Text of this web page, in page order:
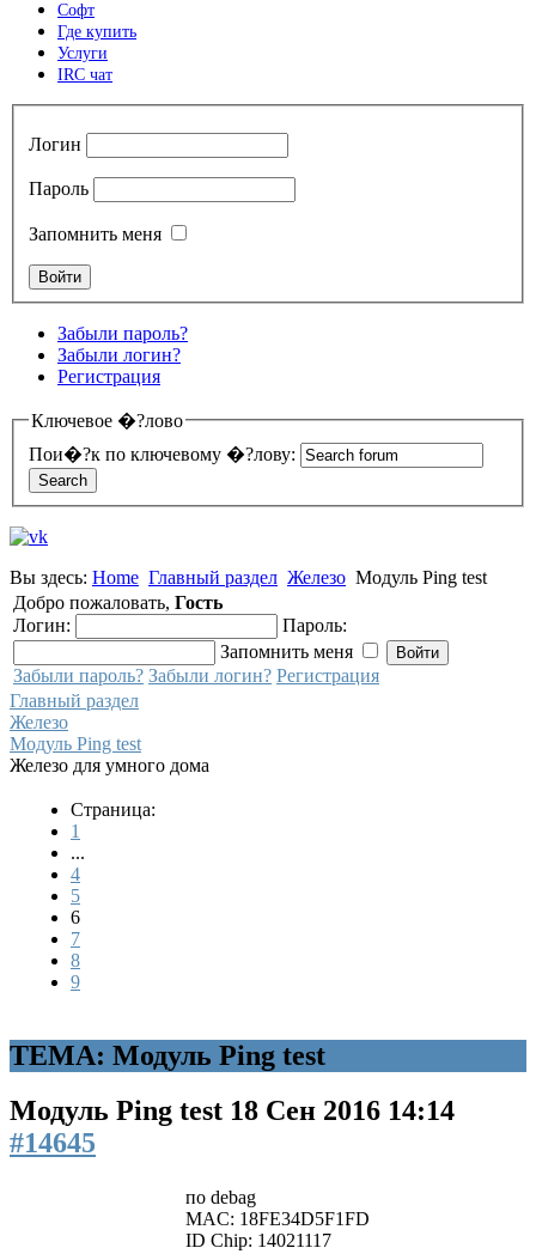
Софт
Где купить
Услуги
IRC чат
Логин
Пароль
Запомнить меня
Забыли пароль?
Забыли логин?
Регистрация
Ключевое �?лово
Пои�?к по ключевому �?лову:
Вы здесь: Home Главный раздел Железо Модуль Ping test
Добро пожаловать, Гость
Логин:
Пароль:
Запомнить меня
Забыли пароль? Забыли логин? Регистрация
Главный раздел
Железо
Модуль Ping test
Железо для умного дома
Страница:
1
...
4
5
6
7
8
9
ТЕМА: Модуль Ping test
Модуль Ping test 18 Сен 2016 14:14
#14645
по debag
MAC: 18FE34D5F1FD
ID Chip: 14021117